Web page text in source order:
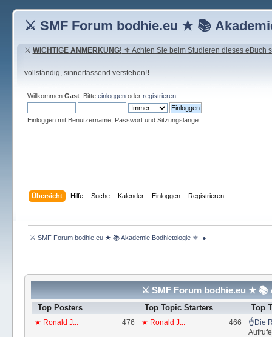
⚔ SMF Forum bodhie.eu ★ 📚
⚔ WICHTIGE ANMERKUNG! ⚜ Achten Sie beim Studieren dieses eBuch
vollständig, sinnerfassend verstehen!❗
Willkommen Gast. Bitte einloggenoder registrieren.
Einloggen mit Benutzername, Passwort und Sitzungslänge
Übersicht Hilfe Suche Kalender Einloggen Registrieren
⚔ SMF Forum bodhie.eu ★ 📚 Akademie Bodhietologie ⚜  ●
⚔ SMF Forum bodhie.eu ★ 📚
Top Posters Top Topic Starters Top
★ Ronald J... 476 ★ Ronald J... 466
☝Die
Aufrufe